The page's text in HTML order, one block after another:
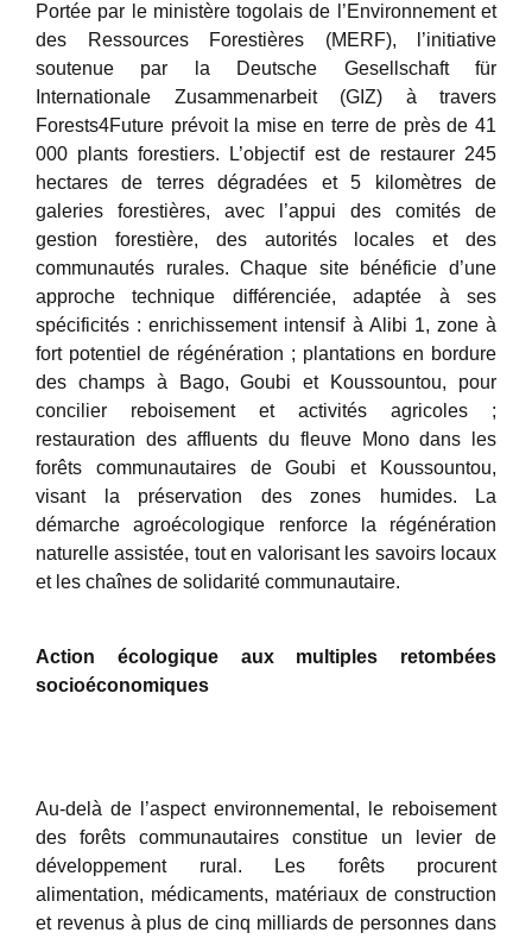
Portée par le ministère togolais de l’Environnement et
des Ressources Forestières (MERF), l’initiative
soutenue par la Deutsche Gesellschaft für
Internationale Zusammenarbeit (GIZ) à travers
Forests4Future prévoit la mise en terre de près de 41
000 plants forestiers. L’objectif est de restaurer 245
hectares de terres dégradées et 5 kilomètres de
galeries forestières, avec l’appui des comités de
gestion forestière, des autorités locales et des
communautés rurales. Chaque site bénéficie d’une
approche technique différenciée, adaptée à ses
spécificités : enrichissement intensif à Alibi 1, zone à
fort potentiel de régénération ; plantations en bordure
des champs à Bago, Goubi et Koussountou, pour
concilier reboisement et activités agricoles ;
restauration des affluents du fleuve Mono dans les
forêts communautaires de Goubi et Koussountou,
visant la préservation des zones humides. La
démarche agroécologique renforce la régénération
naturelle assistée, tout en valorisant les savoirs locaux
et les chaînes de solidarité communautaire.
Action écologique aux multiples retombées
socioéconomiques
Au-delà de l’aspect environnemental, le reboisement
des forêts communautaires constitue un levier de
développement rural. Les forêts procurent
alimentation, médicaments, matériaux de construction
et revenus à plus de cinq milliards de personnes dans